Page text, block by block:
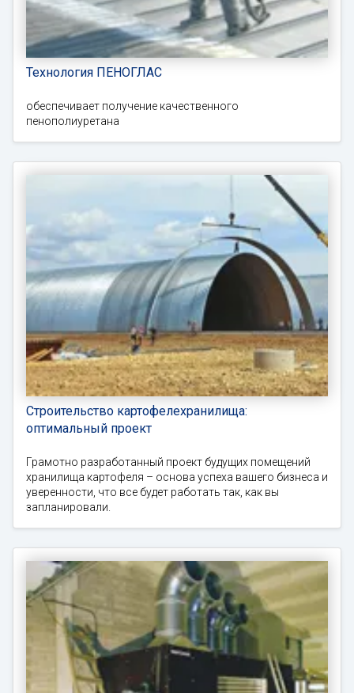
Технология ПЕНОГЛАС
обеспечивает получение качественного
пенополиуретана
Строительство картофелехранилища:
оптимальный проект
Грамотно разработанный проект будущих помещений
хранилища картофеля – основа успеха вашего бизнеса и
уверенности, что все будет работать так, как вы
запланировали.